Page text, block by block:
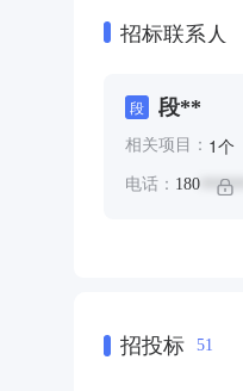
招标联系人
段 段**
相关项目： 1个
电话： 180 ******
招投标 51